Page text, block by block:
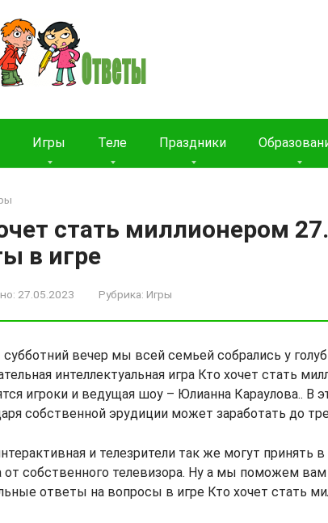
Игры Теле Праздники
стать миллионером
в игре
27.05.2023 Рубрика: Игры
субботний вечер мы всей семьей собрались у
интеллектуальная игра Кто хочет стать
игроки и ведущая шоу – Юлианна Караулова.. В
собственной эрудиции может заработать до
и телезрители так же могут принять
от собственного телевизора. Ну а мы поможем
ответы на вопросы в игре Кто хочет стать